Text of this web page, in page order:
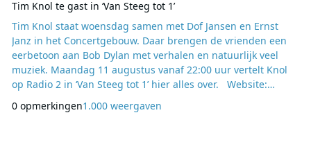
Tim Knol te gast in ‘Van Steeg tot 1’
Tim Knol staat woensdag samen met Dof Jansen en Ernst
Janz in het Concertgebouw. Daar brengen de vrienden een
eerbetoon aan Bob Dylan met verhalen en natuurlijk veel
muziek. Maandag 11 augustus vanaf 22:00 uur vertelt Knol
op Radio 2 in ‘Van Steeg tot 1’ hier alles over. Website:
0 opmerkingen1.000 weergaven